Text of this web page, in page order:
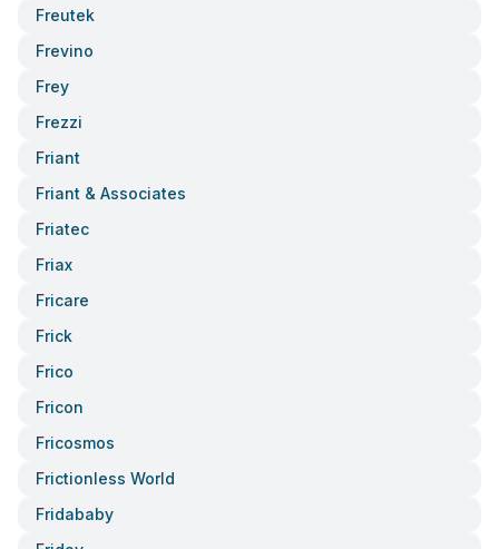
Freutek
Frevino
Frey
Frezzi
Friant
Friant & Associates
Friatec
Friax
Fricare
Frick
Frico
Fricon
Fricosmos
Frictionless World
Fridababy